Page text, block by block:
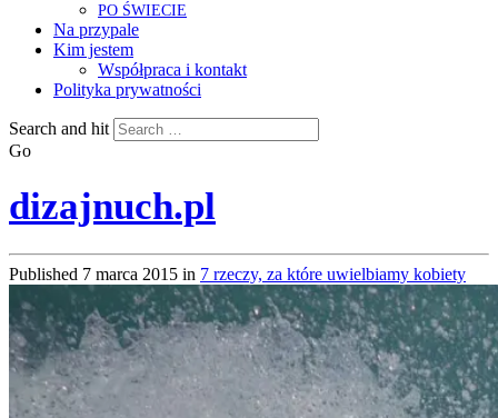
PO ŚWIECIE
Na przypale
Kim jestem
Współpraca i kontakt
Polityka prywatności
Search and hit
Go
dizajnuch.pl
Published 7 marca 2015 in 7 rzeczy, za które uwielbiamy kobiety